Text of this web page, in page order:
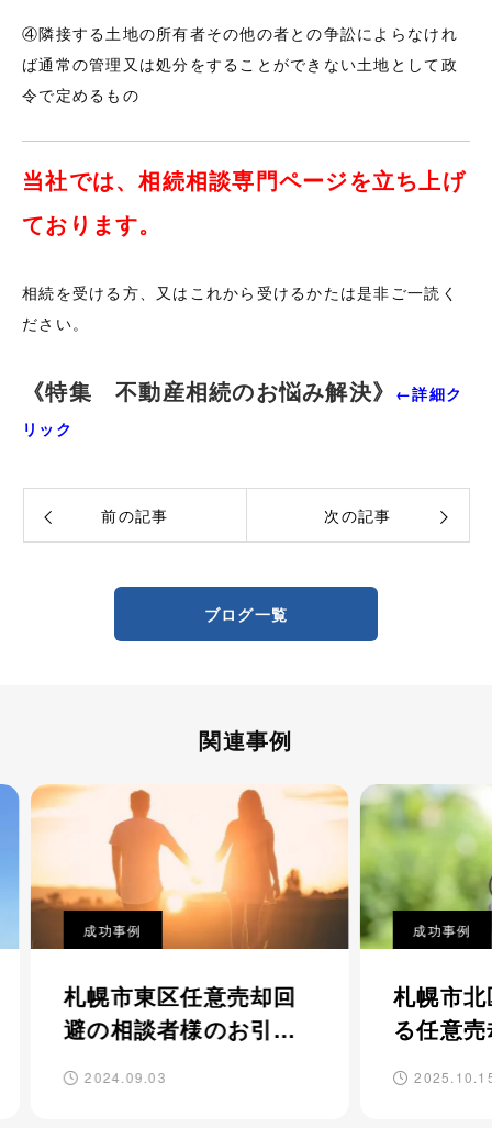
④隣接する土地の所有者その他の者との争訟によらなけれ
ば通常の管理又は処分をすることができない土地として政
令で定めるもの
当社では、相続相談専門ページを立ち上げ
ております。
相続を受ける方、又はこれから受けるかたは是非ご一読く
ださい。
《特集 不動産相続のお悩み解決》 ←詳細ク
リック
前の記事 次の記事
ブログ一覧
関連事例
札幌市北区 病気によ
る任意売却
2025.10.15
札
ー